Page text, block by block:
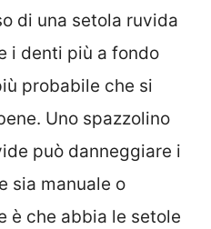
di una setola ruvida
i denti più a fondo
probabile che si
Uno spazzolino
può danneggiare i
sia manuale o
è che abbia le setole